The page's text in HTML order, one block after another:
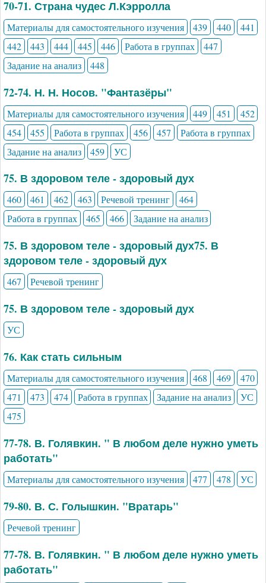
70-71. Страна чудес Л.Кэрролла
Материалы для самостоятельного изучения 439 440
441
442
443 444 445 446 Работа в группах
447
Задание на анализ
448
72-74. Н. Н. Носов. "Фантазёры"
Материалы для самостоятельного изучения 449 451
452
454
455 Работа в группах 456 457
Работа в группах
Задание на анализ
459 УС
75. В здоровом теле - здоровый дух
460 461 462 463 Речевой тренинг
464
Работа в группах
465 466 Задание на анализ
75. В здоровом теле - здоровый дух75. В
здоровом теле - здоровый дух
467 Речевой тренинг
75. В здоровом теле - здоровый дух
УС
76. Как стать сильным
Материалы для самостоятельного изучения 468 469
470
471
473 474 Работа в группах Задание на анализ
УС
475
77-78. В. Голявкин. " В любом деле нужно уметь
работать"
Материалы для самостоятельного изучения 477 478 УС
79-80. В. С. Голышкин. "Вратарь"
Речевой тренинг
77-78. В. Голявкин. " В любом деле нужно уметь
работать"